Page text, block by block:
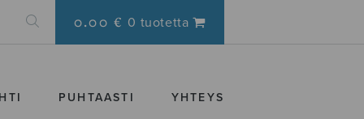
0.00 € 0 tuotetta
PUHTAASTI YHTEYS